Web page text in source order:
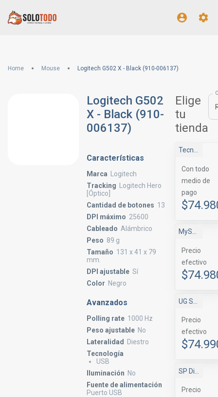
Home Mouse Logitech G502 X - Black (910-006137)
Logitech G502
X - Black (910-
006137)
Características
Marca
Logitech
Tracking
Logitech Hero
[Óptico]
Cantidad de botones 13
DPI máximo 25600
Cableado Alámbrico
Peso 89 g
Tamaño 131 x 41 x 79
mm.
DPI ajustable Sí
Color Negro
Avanzados
Polling rate 1000 Hz
Peso ajustable No
Lateralidad
Diestro
Tecnología
USB
Iluminación No
Fuente de alimentación
Puerto USB
Elige
tu
tienda
Tecnomas.cl
Con todo
medio de
pago
Precio
efectivo
Precio
efectivo
Precio